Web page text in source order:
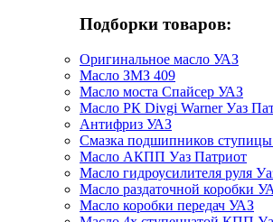
Подборки товаров:
Оригинальное масло УАЗ
Масло ЗМЗ 409
Масло моста Спайсер УАЗ
Масло РК Divgi Warner Уаз
Антифриз УАЗ
Смазка подшипников
Масло АКПП Уаз Патриот
Масло гидроусилителя руля
Масло раздаточной коробки
Масло коробки передач УАЗ